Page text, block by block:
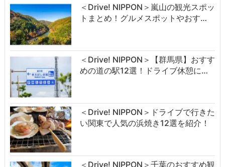
＜Drive! NIPPON＞嵐山の観光スポッ
トまとめ！グルメスポットやおす…
＜Drive! NIPPON＞【群馬県】おすす
めの道の駅12選！ドライブ休憩に…
＜Drive! NIPPON＞ドライブで行きた
い関東で人気の浜焼き12選を紹介！
＜Drive! NIPPON＞千葉のおすすめ観